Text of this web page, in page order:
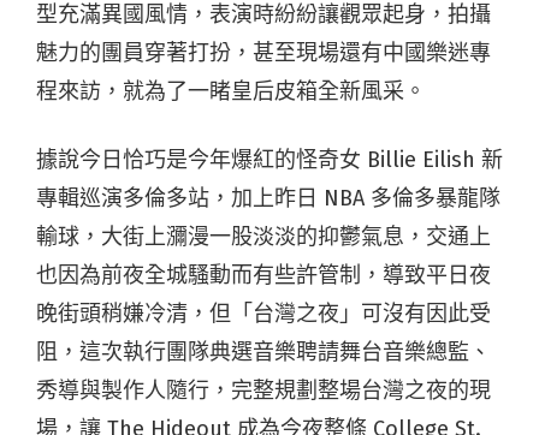
型充滿異國風情，表演時紛紛讓觀眾起身，拍攝
魅力的團員穿著打扮，甚至現場還有中國樂迷專
程來訪，就為了一睹皇后皮箱全新風采。
據說今日恰巧是今年爆紅的怪奇女 Billie Eilish 新
專輯巡演多倫多站，加上昨日 NBA 多倫多暴龍隊
輸球，大街上瀰漫一股淡淡的抑鬱氣息，交通上
也因為前夜全城騷動而有些許管制，導致平日夜
晚街頭稍嫌冷清，但「台灣之夜」可沒有因此受
阻，這次執行團隊典選音樂聘請舞台音樂總監、
秀導與製作人隨行，完整規劃整場台灣之夜的現
場，讓 The Hideout 成為今夜整條 College St.